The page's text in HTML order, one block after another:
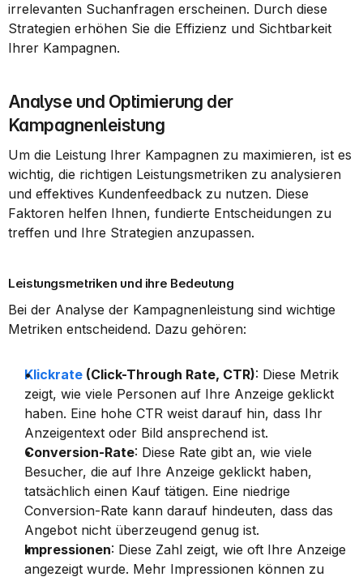
irrelevanten Suchanfragen erscheinen. Durch diese
Strategien erhöhen Sie die Effizienz und Sichtbarkeit
Ihrer Kampagnen.
Analyse und Optimierung der
Kampagnenleistung
Um die Leistung Ihrer Kampagnen zu maximieren, ist es
wichtig, die richtigen Leistungsmetriken zu analysieren
und effektives Kundenfeedback zu nutzen. Diese
Faktoren helfen Ihnen, fundierte Entscheidungen zu
treffen und Ihre Strategien anzupassen.
Leistungsmetriken und ihre Bedeutung
Bei der Analyse der Kampagnenleistung sind wichtige
Metriken entscheidend. Dazu gehören:
Klickrate (Click-Through Rate, CTR): Diese Metrik
zeigt, wie viele Personen auf Ihre Anzeige geklickt
haben. Eine hohe CTR weist darauf hin, dass Ihr
Anzeigentext oder Bild ansprechend ist.
Conversion-Rate: Diese Rate gibt an, wie viele
Besucher, die auf Ihre Anzeige geklickt haben,
tatsächlich einen Kauf tätigen. Eine niedrige
Conversion-Rate kann darauf hindeuten, dass das
Angebot nicht überzeugend genug ist.
Impressionen: Diese Zahl zeigt, wie oft Ihre Anzeige
angezeigt wurde. Mehr Impressionen können zu